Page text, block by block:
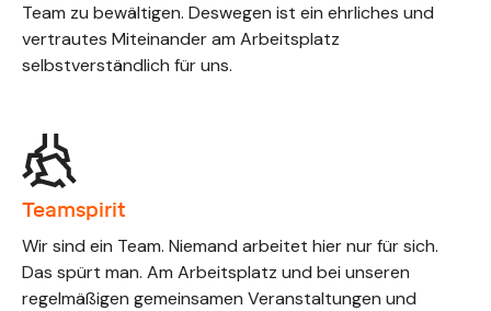
Team zu bewältigen. Deswegen ist ein ehrliches und
vertrautes Miteinander am Arbeitsplatz
selbstverständlich für uns.
Teamspirit
Wir sind ein Team. Niemand arbeitet hier nur für sich.
Das spürt man. Am Arbeitsplatz und bei unseren
regelmäßigen gemeinsamen Veranstaltungen und